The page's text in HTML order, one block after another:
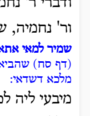
ור' נחמיה,
שמיר למאי
(דף סח)
מלכא דשדאי:
מיבעי ליה